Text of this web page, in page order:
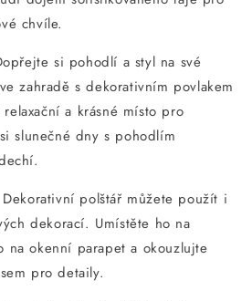
chvíle.
si pohodlí a styl na své
zahradě s dekorativním povlakem
a krásné místo pro
slunečné dny s pohodlím
polštář můžete použít i
dekorací. Umístěte ho na
na okenní parapet a okouzlujte
pro detaily.